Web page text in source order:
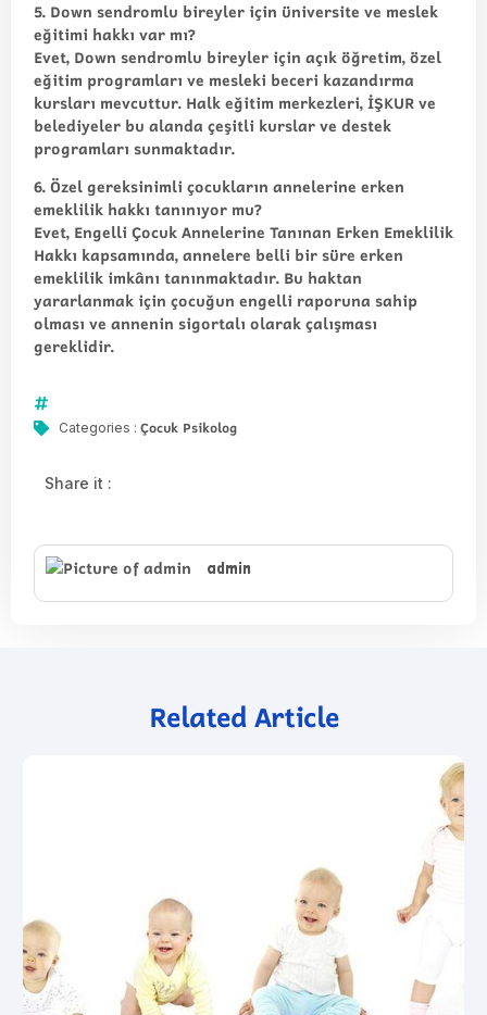
5. Down sendromlu bireyler için üniversite ve meslek
eğitimi hakkı var mı?
Evet, Down sendromlu bireyler için açık öğretim, özel
eğitim programları ve mesleki beceri kazandırma
kursları mevcuttur. Halk eğitim merkezleri, İŞKUR ve
belediyeler bu alanda çeşitli kurslar ve destek
programları sunmaktadır.
6. Özel gereksinimli çocukların annelerine erken
emeklilik hakkı tanınıyor mu?
Evet, Engelli Çocuk Annelerine Tanınan Erken Emeklilik
Hakkı kapsamında, annelere belli bir süre erken
emeklilik imkânı tanınmaktadır. Bu haktan
yararlanmak için çocuğun engelli raporuna sahip
olması ve annenin sigortalı olarak çalışması
gereklidir.
Categories : Çocuk Psikolog
Share it :
admin
Related Article